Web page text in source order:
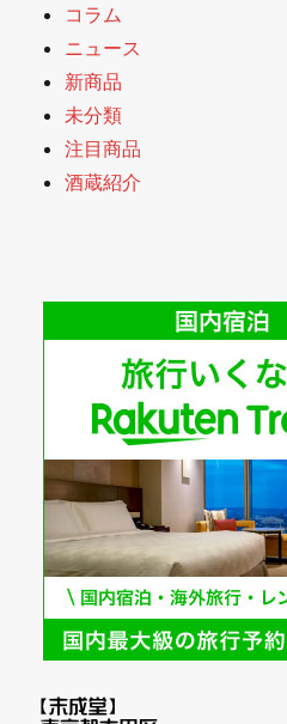
コラム
ニュース
新商品
未分類
注目商品
酒蔵紹介